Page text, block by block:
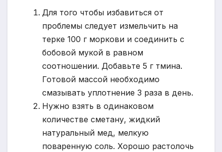
Для того чтобы избавиться от
проблемы следует измельчить на
терке 100 г моркови и соединить с
бобовой мукой в равном
соотношении. Добавьте 5 г тмина.
Готовой массой необходимо
смазывать уплотнение 3 раза в день.
Нужно взять в одинаковом
количестве сметану, жидкий
натуральный мед, мелкую
поваренную соль. Хорошо растолочь